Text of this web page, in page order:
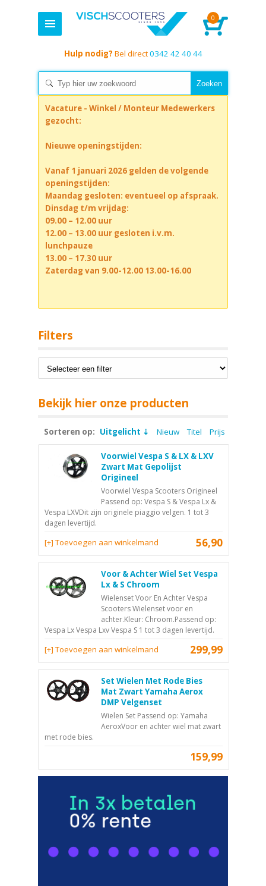
0
Hulp nodig? Bel direct0342 42 40 44
Vacature - Winkel / Monteur Medewerkers
gezocht:
Nieuwe openingstijden:
Vanaf 1 januari 2026 gelden de volgende
openingstijden:
Maandag gesloten: eventueel op afspraak.
Dinsdag t/m vrijdag:
09.00 – 12.00 uur
12.00 – 13.00 uur gesloten i.v.m.
lunchpauze
13.00 – 17.30 uur
Zaterdag van 9.00-12.00 13.00-16.00
Filters
Bekijk hier onze producten
Sorteren op: Uitgelicht Nieuw Titel Prijs
Voorwiel Vespa S & LX & LXV
Zwart Mat Gepolijst
Origineel
Voorwiel Vespa Scooters Origineel
Passend op: Vespa S & Vespa Lx &
Vespa LXVDit zijn originele piaggio velgen. 1 tot 3
dagen levertijd.
56,90
[+] Toevoegen aan winkelmand
Voor & Achter Wiel Set Vespa
Lx & S Chroom
Wielenset Voor En Achter Vespa
Scooters Wielenset voor en
achter.Kleur: Chroom.Passend op:
Vespa Lx Vespa Lxv Vespa S 1 tot 3 dagen levertijd.
299,99
[+] Toevoegen aan winkelmand
Set Wielen Met Rode Bies
Mat Zwart Yamaha Aerox
DMP Velgenset
Wielen Set Passend op: Yamaha
AeroxVoor en achter wiel mat zwart
met rode bies.
159,99